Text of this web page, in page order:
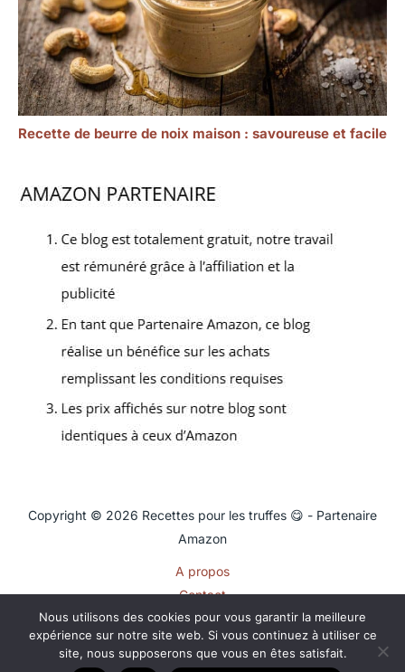
Recette de beurre de noix maison : savoureuse et facile
Copyright © 2026 Recettes pour les truffes 😋 - Partenaire
Amazon
A propos
Contact
Plan du site
Mentions légales
Politique de confidentialité
Nous utilisons des cookies pour vous garantir la meilleure
expérience sur notre site web. Si vous continuez à utiliser ce
site, nous supposerons que vous en êtes satisfait.